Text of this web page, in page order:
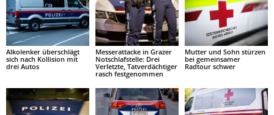
Alkolenker überschlägt
sich nach Kollision mit
drei Autos
Messerattacke in Grazer
Notschlafstelle: Drei
Verletzte, Tatverdächtiger
rasch festgenommen
Mutter und Sohn stürzen
bei gemeinsamer
Radtour schwer